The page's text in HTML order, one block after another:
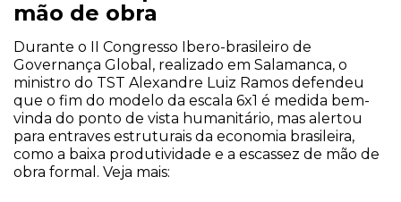
mão de obra
Durante o II Congresso Ibero-brasileiro de
Governança Global, realizado em Salamanca, o
ministro do TST Alexandre Luiz Ramos defendeu
que o fim do modelo da escala 6x1 é medida bem-
vinda do ponto de vista humanitário, mas alertou
para entraves estruturais da economia brasileira,
como a baixa produtividade e a escassez de mão de
obra formal. Veja mais: